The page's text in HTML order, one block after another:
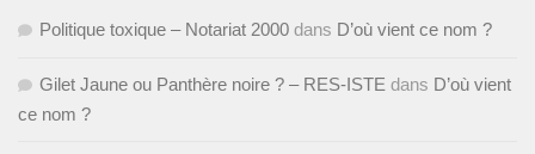
Politique toxique – Notariat 2000 dans D’où vient ce nom ?
Gilet Jaune ou Panthère noire ? – RES-ISTE dans D’où vient
ce nom ?